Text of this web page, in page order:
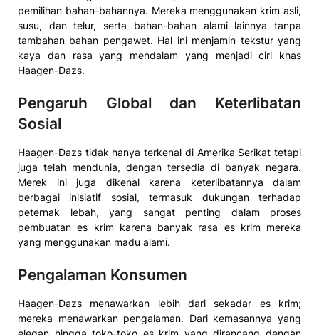
pemilihan bahan-bahannya. Mereka menggunakan krim asli,
susu, dan telur, serta bahan-bahan alami lainnya tanpa
tambahan bahan pengawet. Hal ini menjamin tekstur yang
kaya dan rasa yang mendalam yang menjadi ciri khas
Haagen-Dazs.
Pengaruh Global dan Keterlibatan
Sosial
Haagen-Dazs tidak hanya terkenal di Amerika Serikat tetapi
juga telah mendunia, dengan tersedia di banyak negara.
Merek ini juga dikenal karena keterlibatannya dalam
berbagai inisiatif sosial, termasuk dukungan terhadap
peternak lebah, yang sangat penting dalam proses
pembuatan es krim karena banyak rasa es krim mereka
yang menggunakan madu alami.
Pengalaman Konsumen
Haagen-Dazs menawarkan lebih dari sekadar es krim;
mereka menawarkan pengalaman. Dari kemasannya yang